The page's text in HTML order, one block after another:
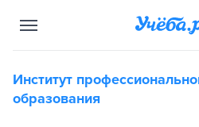
Институт
образования